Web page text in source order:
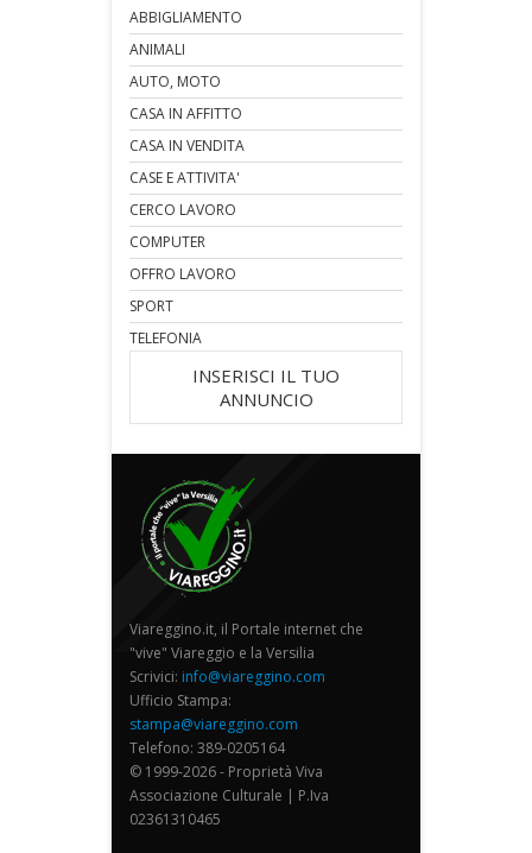
ABBIGLIAMENTO
ANIMALI
AUTO, MOTO
CASA IN AFFITTO
CASA IN VENDITA
CASE E ATTIVITA'
CERCO LAVORO
COMPUTER
OFFRO LAVORO
SPORT
TELEFONIA
INSERISCI IL TUO
ANNUNCIO
Viareggino.it, il Portale internet che
"vive" Viareggio e la Versilia
Scrivici: info@viareggino.com
Ufficio Stampa:
stampa@viareggino.com
Telefono: 389-0205164
© 1999-2026 - Proprietà Viva
Associazione Culturale | P.Iva
02361310465